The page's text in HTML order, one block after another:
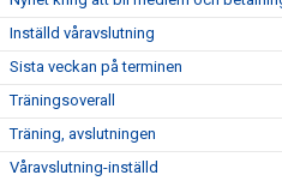
Inställd våravslutning
Sista veckan på terminen
Träningsoverall
Träning, avslutningen
Våravslutning-inställd